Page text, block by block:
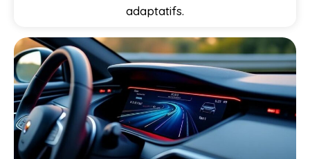
adaptatifs.